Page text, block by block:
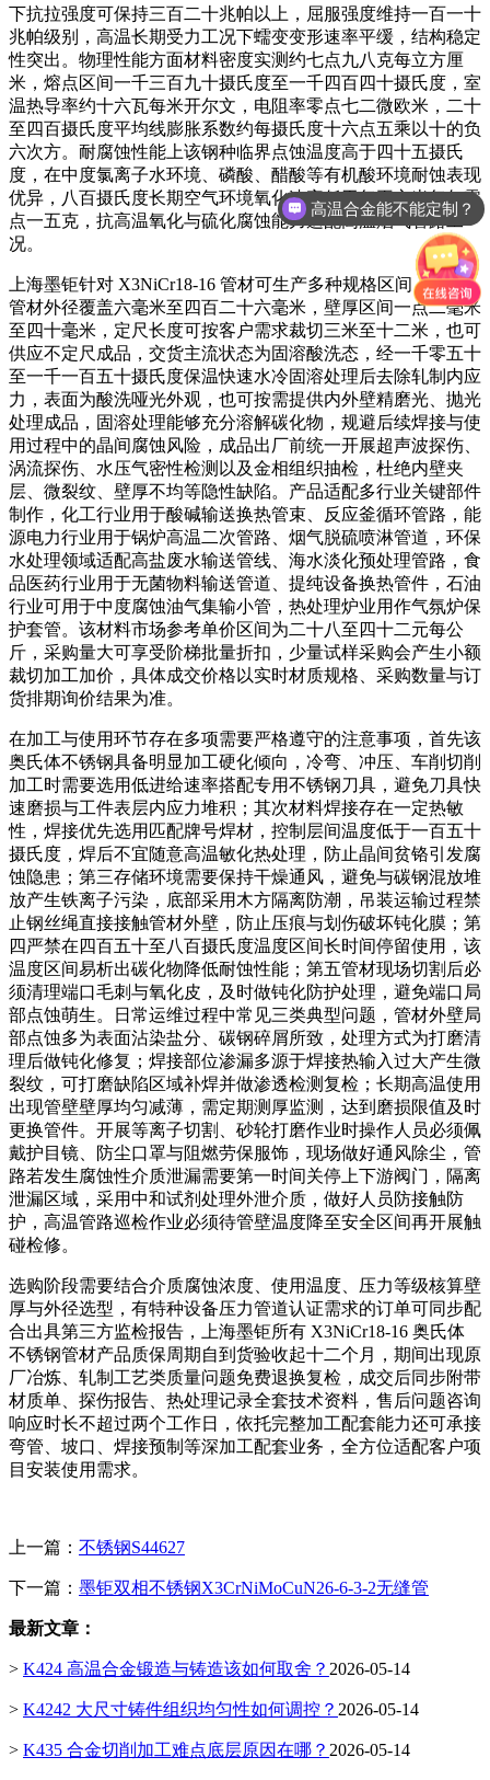
下抗拉强度可保持三百二十兆帕以上，屈服强度维持一百一十
兆帕级别，高温长期受力工况下蠕变变形速率平缓，结构稳定
性突出。物理性能方面材料密度实测约七点九八克每立方厘
米，熔点区间一千三百九十摄氏度至一千四百四十摄氏度，室
温热导率约十六瓦每米开尔文，电阻率零点七二微欧米，二十
至四百摄氏度平均线膨胀系数约每摄氏度十六点五乘以十的负
六次方。耐腐蚀性能上该钢种临界点蚀温度高于四十五摄氏
度，在中度氯离子水环境、磷酸、醋酸等有机酸环境耐蚀表现
优异，八百摄氏度长期空气环境氧化速率低于每平方米每年零
点一五克，抗高温氧化与硫化腐蚀能力适配高温烟气管路工
况。
上海墨钜针对 X3NiCr18-16 管材可生产多种规格区间，无缝
管材外径覆盖六毫米至四百二十六毫米，壁厚区间一点二毫米
至四十毫米，定尺长度可按客户需求裁切三米至十二米，也可
供应不定尺成品，交货主流状态为固溶酸洗态，经一千零五十
至一千一百五十摄氏度保温快速水冷固溶处理后去除轧制内应
力，表面为酸洗哑光外观，也可按需提供内外壁精磨光、抛光
处理成品，固溶处理能够充分溶解碳化物，规避后续焊接与使
用过程中的晶间腐蚀风险，成品出厂前统一开展超声波探伤、
涡流探伤、水压气密性检测以及金相组织抽检，杜绝内壁夹
层、微裂纹、壁厚不均等隐性缺陷。产品适配多行业关键部件
制作，化工行业用于酸碱输送换热管束、反应釜循环管路，能
源电力行业用于锅炉高温二次管路、烟气脱硫喷淋管道，环保
水处理领域适配高盐废水输送管线、海水淡化预处理管路，食
品医药行业用于无菌物料输送管道、提纯设备换热管件，石油
行业可用于中度腐蚀油气集输小管，热处理炉业用作气氛炉保
护套管。该材料市场参考单价区间为二十八至四十二元每公
斤，采购量大可享受阶梯批量折扣，少量试样采购会产生小额
裁切加工加价，具体成交价格以实时材质规格、采购数量与订
货排期询价结果为准。
在加工与使用环节存在多项需要严格遵守的注意事项，首先该
奥氏体不锈钢具备明显加工硬化倾向，冷弯、冲压、车削切削
加工时需要选用低进给速率搭配专用不锈钢刀具，避免刀具快
速磨损与工件表层内应力堆积；其次材料焊接存在一定热敏
性，焊接优先选用匹配牌号焊材，控制层间温度低于一百五十
摄氏度，焊后不宜随意高温敏化热处理，防止晶间贫铬引发腐
蚀隐患；第三存储环境需要保持干燥通风，避免与碳钢混放堆
放产生铁离子污染，底部采用木方隔离防潮，吊装运输过程禁
止钢丝绳直接接触管材外壁，防止压痕与划伤破坏钝化膜；第
四严禁在四百五十至八百摄氏度温度区间长时间停留使用，该
温度区间易析出碳化物降低耐蚀性能；第五管材现场切割后必
须清理端口毛刺与氧化皮，及时做钝化防护处理，避免端口局
部点蚀萌生。日常运维过程中常见三类典型问题，管材外壁局
部点蚀多为表面沾染盐分、碳钢碎屑所致，处理方式为打磨清
理后做钝化修复；焊接部位渗漏多源于焊接热输入过大产生微
裂纹，可打磨缺陷区域补焊并做渗透检测复检；长期高温使用
出现管壁壁厚均匀减薄，需定期测厚监测，达到磨损限值及时
更换管件。开展等离子切割、砂轮打磨作业时操作人员必须佩
戴护目镜、防尘口罩与阻燃劳保服饰，现场做好通风除尘，管
路若发生腐蚀性介质泄漏需要第一时间关停上下游阀门，隔离
泄漏区域，采用中和试剂处理外泄介质，做好人员防接触防
护，高温管路巡检作业必须待管壁温度降至安全区间再开展触
碰检修。
选购阶段需要结合介质腐蚀浓度、使用温度、压力等级核算壁
厚与外径选型，有特种设备压力管道认证需求的订单可同步配
合出具第三方监检报告，上海墨钜所有 X3NiCr18-16 奥氏体
不锈钢管材产品质保周期自到货验收起十二个月，期间出现原
厂冶炼、轧制工艺类质量问题免费退换复检，成交后同步附带
材质单、探伤报告、热处理记录全套技术资料，售后问题咨询
响应时长不超过两个工作日，依托完整加工配套能力还可承接
弯管、坡口、焊接预制等深加工配套业务，全方位适配客户项
目安装使用需求。
上一篇： 不锈钢S44627
下一篇： 墨钜双相不锈钢X3CrNiMoCuN26-6-3-2无缝管
最新文章：
> K424 高温合金锻造与铸造该如何取舍？ 2026-05-14
> K4242 大尺寸铸件组织均匀性如何调控？ 2026-05-14
> K435 合金切削加工难点底层原因在哪？ 2026-05-14
高温合金能不能定制？